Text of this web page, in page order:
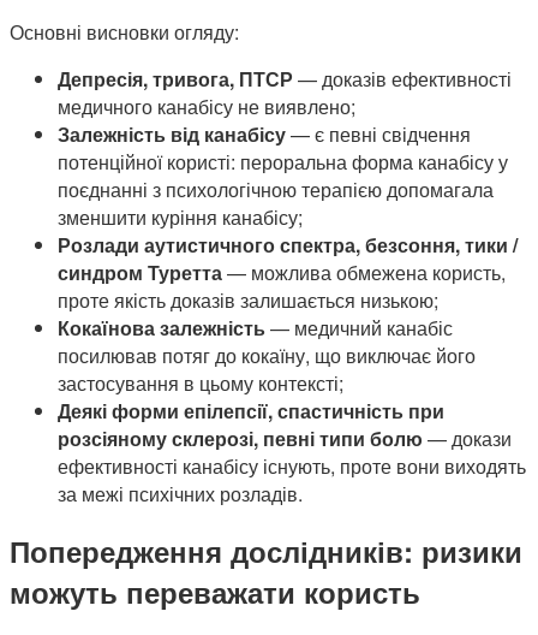
Основні висновки огляду:
Депресія, тривога, ПТСР — доказів ефективності
медичного канабісу не виявлено;
Залежність від канабісу— є певні свідчення
потенційної користі: пероральна форма канабісу у
поєднанні з психологічною терапією допомагала
зменшити куріння канабісу;
Розлади аутистичного спектра, безсоння, тики /
синдром Туретта— можлива обмежена користь,
проте якість доказів залишається низькою;
Кокаїнова залежність— медичний канабіс
посилював потяг до кокаїну, що виключає його
застосування в цьому контексті;
Деякі форми епілепсії, спастичність при
розсіяному склерозі, певні типи болю — докази
ефективності канабісу існують, проте вони виходять
за межі психічних розладів.
Попередження дослідників: ризики
можуть переважати користь